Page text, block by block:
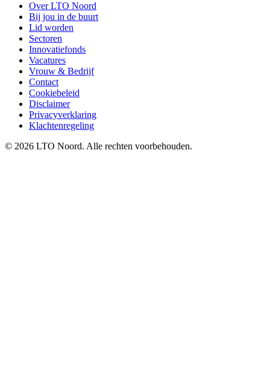
Over LTO Noord
Bij jou in de buurt
Lid worden
Sectoren
Innovatiefonds
Vacatures
Vrouw & Bedrijf
Contact
Cookiebeleid
Disclaimer
Privacyverklaring
Klachtenregeling
© 2026 LTO Noord. Alle rechten voorbehouden.